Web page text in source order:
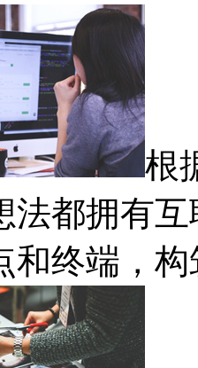
根
法都拥有
和终端，